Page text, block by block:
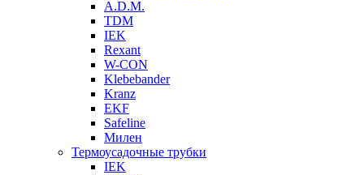
A.D.M.
TDM
IEK
Rexant
W-CON
Klebebander
Kranz
EKF
Safeline
Милен
Термоусадочные трубки
IEK